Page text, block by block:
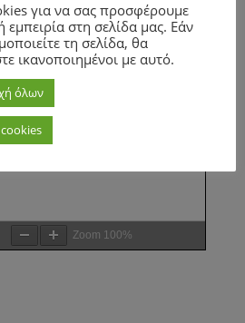
Zoom 100%
για να σας προσφέρουμε
στη σελίδα μας. Εάν
τη σελίδα, θα
ικανοποιημένοι με αυτό.
όλων